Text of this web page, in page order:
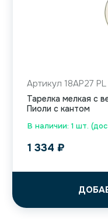
В наличии: 1 шт.
Артикул 18AP27
Тарелка мелкая с
Пиоли с кантом
1 334 ₽